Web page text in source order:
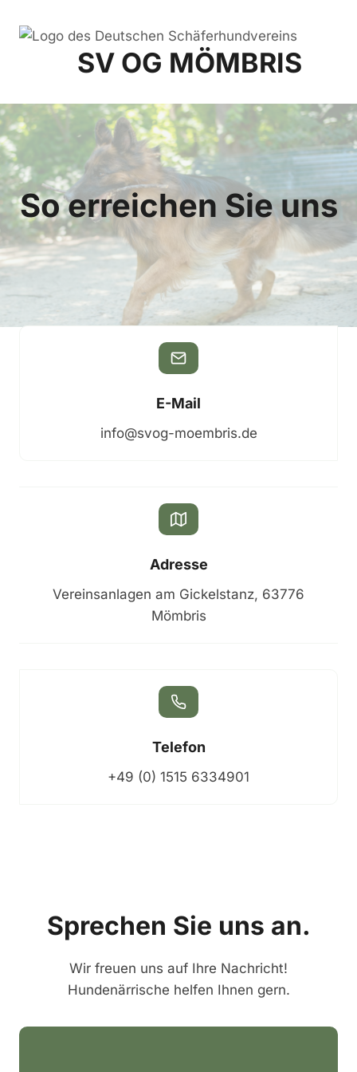
Inhalt
SV OG MÖMBRIS
So erreichen Sie uns
E-Mail
info@svog-moembris.de
Adresse
Vereinsanlagen am Gickelstanz, 63776
Mömbris
Telefon
+49 (0) 1515 6334901
Sprechen Sie uns an.
Wir freuen uns auf Ihre Nachricht!
Hundenärrische helfen Ihnen gern.